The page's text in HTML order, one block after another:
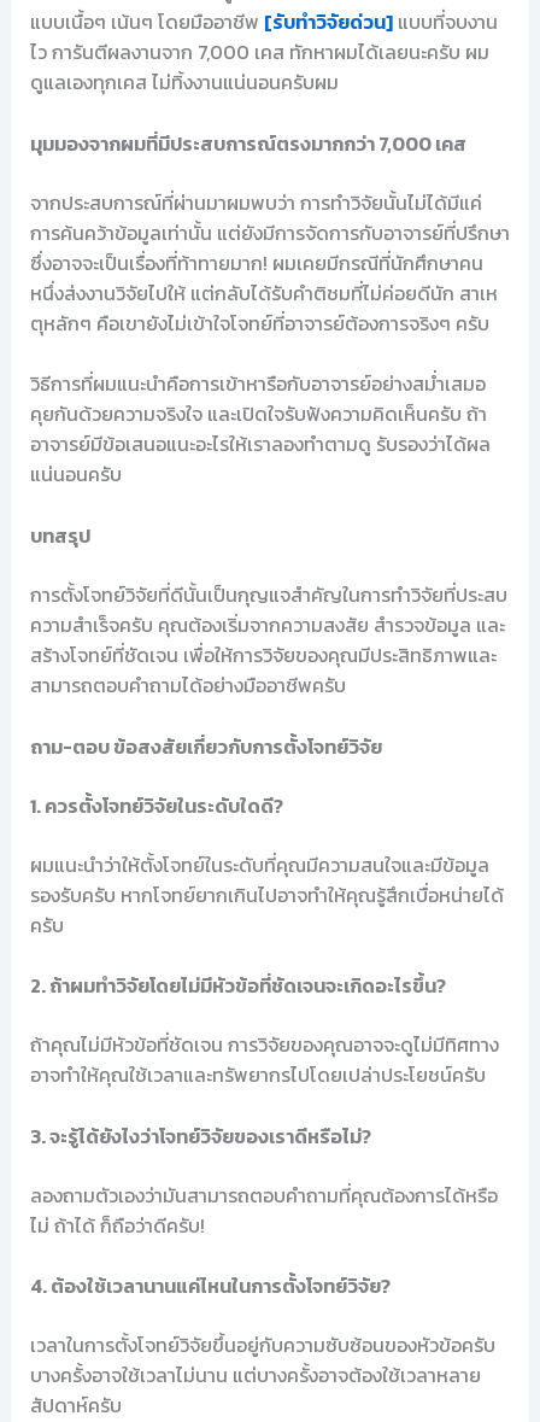
แบบเนื้อๆ เน้นๆ โดยมืออาชีพ [รับทำวิจัยด่วน]แบบที่จบงาน
ไว การันตีผลงานจาก 7,000 เคส ทักหาผมได้เลยนะครับ ผม
ดูแลเองทุกเคส ไม่ทิ้งงานแน่นอนครับผม
มุมมองจากผมที่มีประสบการณ์ตรงมากกว่า 7,000 เคส
จากประสบการณ์ที่ผ่านมาผมพบว่า การทำวิจัยนั้นไม่ได้มีแค่
การค้นคว้าข้อมูลเท่านั้น แต่ยังมีการจัดการกับอาจารย์ที่ปรึกษา
ซึ่งอาจจะเป็นเรื่องที่ท้าทายมาก! ผมเคยมีกรณีที่นักศึกษาคน
หนึ่งส่งงานวิจัยไปให้ แต่กลับได้รับคำติชมที่ไม่ค่อยดีนัก สาเห
ตุหลักๆ คือเขายังไม่เข้าใจโจทย์ที่อาจารย์ต้องการจริงๆ ครับ
วิธีการที่ผมแนะนำคือการเข้าหารือกับอาจารย์อย่างสม่ำเสมอ
คุยกันด้วยความจริงใจ และเปิดใจรับฟังความคิดเห็นครับ ถ้า
อาจารย์มีข้อเสนอแนะอะไรให้เราลองทำตามดู รับรองว่าได้ผล
แน่นอนครับ
บทสรุป
การตั้งโจทย์วิจัยที่ดีนั้นเป็นกุญแจสำคัญในการทำวิจัยที่ประสบ
ความสำเร็จครับ คุณต้องเริ่มจากความสงสัย สำรวจข้อมูล และ
สร้างโจทย์ที่ชัดเจน เพื่อให้การวิจัยของคุณมีประสิทธิภาพและ
สามารถตอบคำถามได้อย่างมืออาชีพครับ
ถาม-ตอบ ข้อสงสัยเกี่ยวกับการตั้งโจทย์วิจัย
1. ควรตั้งโจทย์วิจัยในระดับใดดี?
ผมแนะนำว่าให้ตั้งโจทย์ในระดับที่คุณมีความสนใจและมีข้อมูล
รองรับครับ หากโจทย์ยากเกินไปอาจทำให้คุณรู้สึกเบื่อหน่ายได้
ครับ
2. ถ้าผมทำวิจัยโดยไม่มีหัวข้อที่ชัดเจนจะเกิดอะไรขึ้น?
ถ้าคุณไม่มีหัวข้อที่ชัดเจน การวิจัยของคุณอาจจะดูไม่มีทิศทาง
อาจทำให้คุณใช้เวลาและทรัพยากรไปโดยเปล่าประโยชน์ครับ
3. จะรู้ได้ยังไงว่าโจทย์วิจัยของเราดีหรือไม่?
ลองถามตัวเองว่ามันสามารถตอบคำถามที่คุณต้องการได้หรือ
ไม่ ถ้าได้ ก็ถือว่าดีครับ!
4. ต้องใช้เวลานานแค่ไหนในการตั้งโจทย์วิจัย?
เวลาในการตั้งโจทย์วิจัยขึ้นอยู่กับความซับซ้อนของหัวข้อครับ
บางครั้งอาจใช้เวลาไม่นาน แต่บางครั้งอาจต้องใช้เวลาหลาย
สัปดาห์ครับ